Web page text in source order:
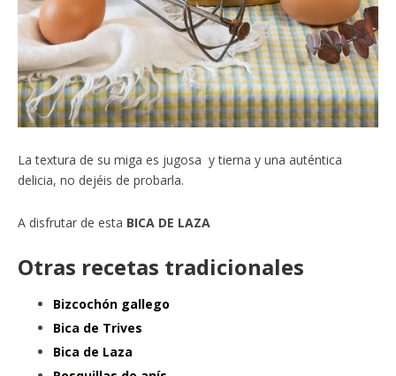
La textura de su miga es jugosa y tierna y una auténtica
delicia, no dejéis de probarla.
A disfrutar de esta BICA DE LAZA
Otras recetas tradicionales
Bizcochón gallego
Bica de Trives
Bica de Laza